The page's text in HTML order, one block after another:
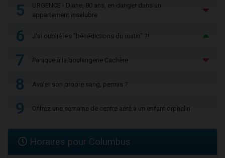
5
URGENCE - Diane, 80 ans, en danger dans un
appartement insalubre
6 J'ai oublié les "bénédictions du matin" ?!
7 Panique à la boulangerie Cachère
8 Avaler son propre sang, permis ?
9 Offrez une semaine de centre aéré à un enfant orphelin
Horaires pour Columbus